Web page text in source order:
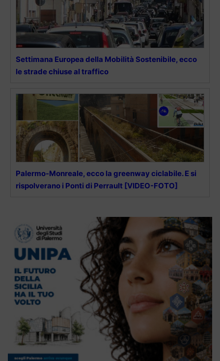
Settimana Europea della Mobilità Sostenibile, ecco
le strade chiuse al traffico
Palermo-Monreale, ecco la greenway ciclabile. E si
rispolverano i Ponti di Perrault [VIDEO-FOTO]